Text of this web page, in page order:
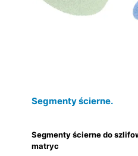
Segmenty ścierne.
Segmenty ścierne do
matryc